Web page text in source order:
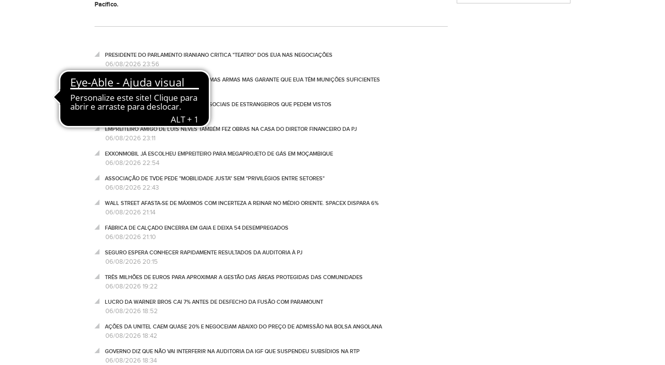
Pacífico.
PRESIDENTE DO PARLAMENTO IRANIANO CRITICA "TEATRO" DOS EUA NAS NEGOCIAÇÕES
06/08/2026 23:56
TRUMP RECONHECE ESCASSEZ DE ALGUMAS ARMAS MAS GARANTE QUE EUA TÊM MUNIÇÕES SUFICIENTES
06/08/2026 23:45
EUA AUMENTAM CONTROLO DAS REDES SOCIAIS DE ESTRANGEIROS QUE PEDEM VISTOS
06/08/2026 23:25
EMPREITEIRO AMIGO DE LUÍS NEVES TAMBÉM FEZ OBRAS NA CASA DO DIRETOR FINANCEIRO DA PJ
06/08/2026 23:11
EXXONMOBIL JÁ ESCOLHEU EMPREITEIRO PARA MEGAPROJETO DE GÁS EM MOÇAMBIQUE
06/08/2026 22:54
ASSOCIAÇÃO DE TVDE PEDE "MOBILIDADE JUSTA" SEM "PRIVILÉGIOS ENTRE SETORES"
06/08/2026 22:43
WALL STREET AFASTA-SE DE MÁXIMOS COM INCERTEZA A REINAR NO MÉDIO ORIENTE. SPACEX DISPARA 6%
06/08/2026 21:14
FÁBRICA DE CALÇADO ENCERRA EM GAIA E DEIXA 54 DESEMPREGADOS
06/08/2026 21:10
SEGURO ESPERA CONHECER RAPIDAMENTE RESULTADOS DA AUDITORIA À PJ
06/08/2026 20:15
TRÊS MILHÕES DE EUROS PARA APROXIMAR A GESTÃO DAS ÁREAS PROTEGIDAS DAS COMUNIDADES
06/08/2026 19:22
LUCRO DA WARNER BROS CAI 7% ANTES DE DESFECHO DA FUSÃO COM PARAMOUNT
06/08/2026 18:52
AÇÕES DA UNITEL CAEM QUASE 20% E NEGOCEIAM ABAIXO DO PREÇO DE ADMISSÃO NA BOLSA ANGOLANA
06/08/2026 18:42
GOVERNO DIZ QUE NÃO VAI INTERFERIR NA AUDITORIA DA IGF QUE SUSPENDEU SUBSÍDIOS NA RTP
06/08/2026 18:34